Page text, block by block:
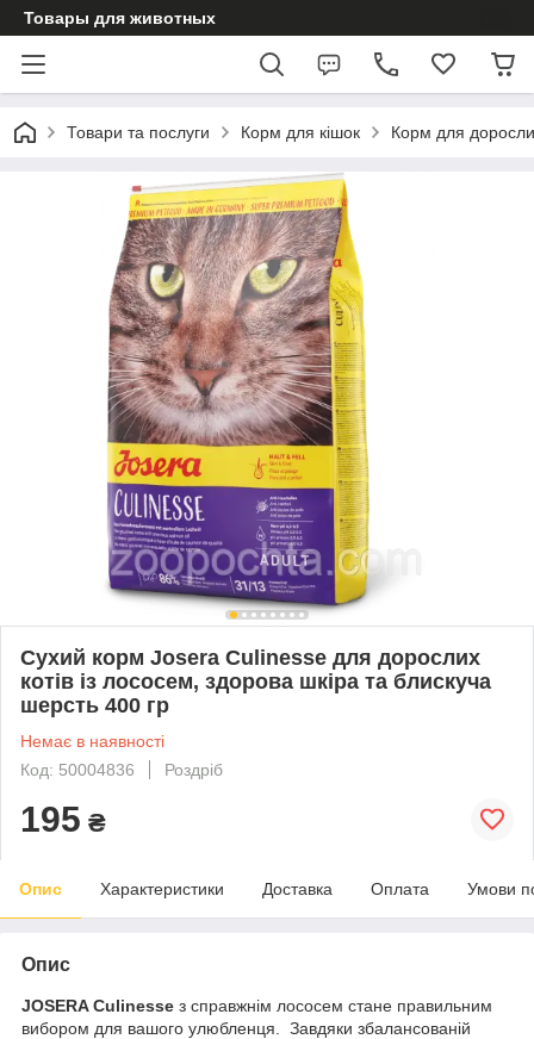
Товары для животных
Товари та послуги Корм для кішок Корм для
Сухий корм Josera Culinesse для дорослих
котів із лососем, здорова шкіра та блискуча
шерсть 400 гр
Немає в наявності
Код: 50004836
Роздріб
195 ₴
Опис Характеристики Доставка Оплата Умови
Опис
JOSERA Culinesse з справжнім лососем стане правильним
вибором для вашого улюбленця. Завдяки збалансованій